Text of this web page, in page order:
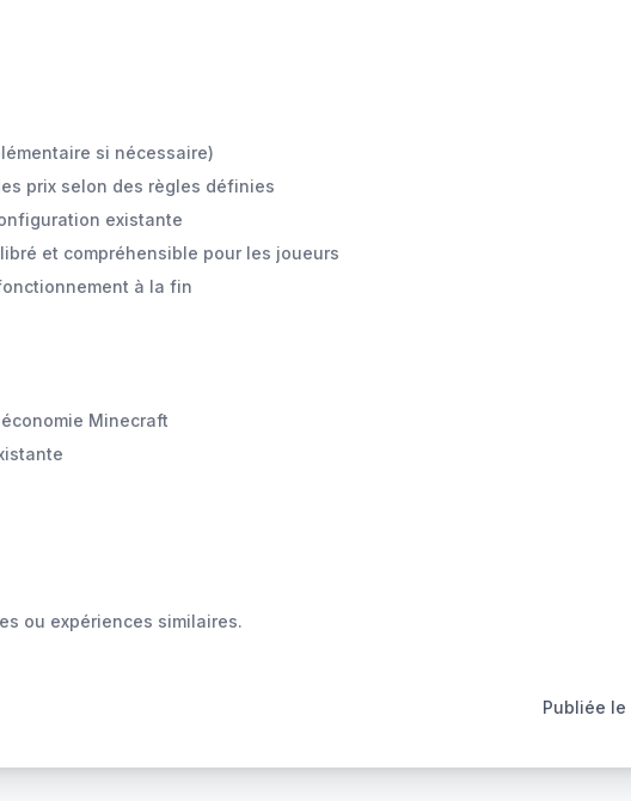
si nécessaire)
prix selon des règles définies
existante
et compréhensible pour les joueurs
à la fin
Minecraft
ou expériences similaires.
Publiée le